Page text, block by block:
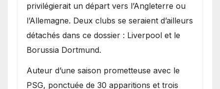
privilégierait un départ vers l’Angleterre ou
l’Allemagne. Deux clubs se seraient d’ailleurs
détachés dans ce dossier : Liverpool et le
Borussia Dortmund.
Auteur d’une saison prometteuse avec le
PSG, ponctuée de 30 apparitions et trois